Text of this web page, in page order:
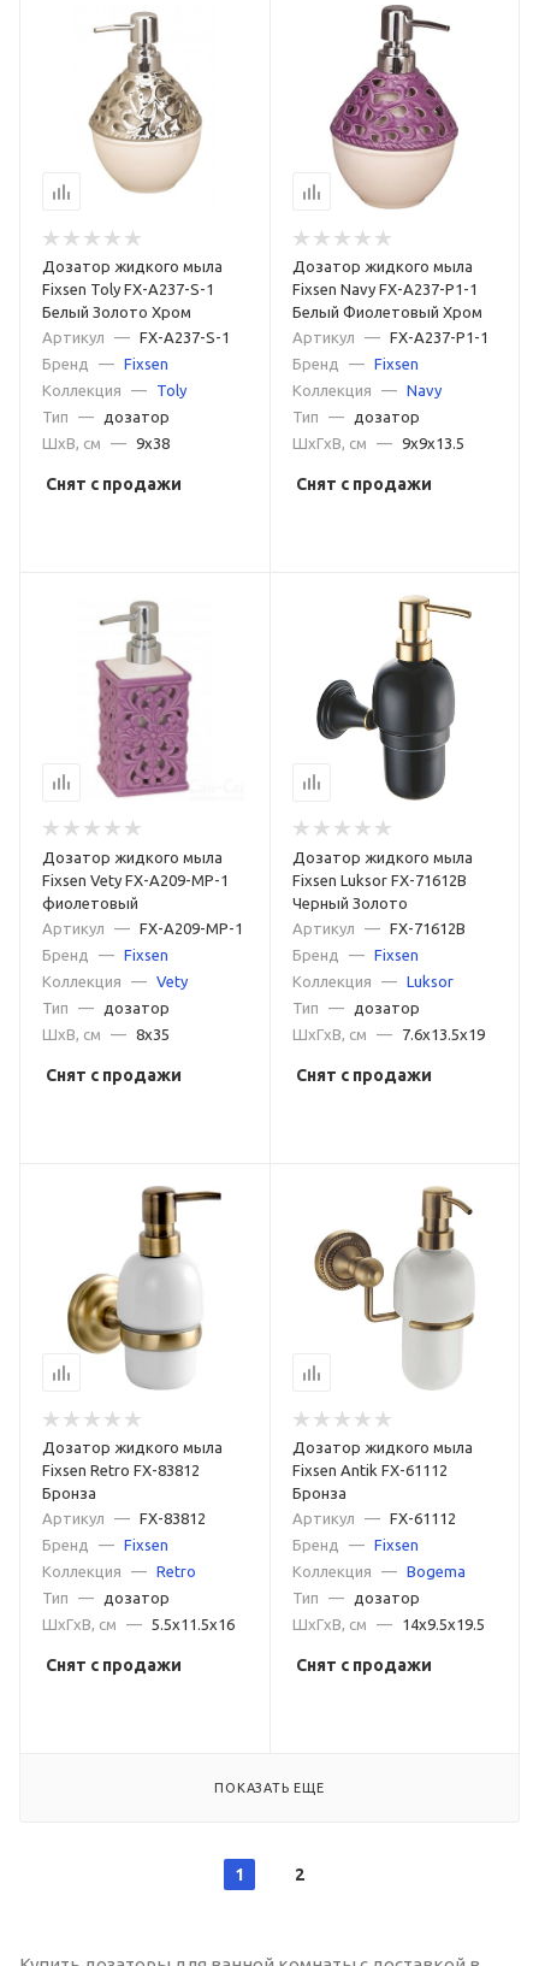
Дозатор жидкого мыла
Fixsen Toly FX-A237-S-1
Белый Золото Хром
Артикул
— FX-A237-S-1
Бренд
— Fixsen
Коллекция
—
Toly
Тип
—
дозатор
ШxВ, см
— 9x38
Снят с продажи
Дозатор жидкого мыла
Fixsen Navy FX-A237-P1-1
Белый Фиолетовый Хром
Артикул
—
FX-A237-P1-1
Бренд
—
Fixsen
Коллекция
—
Navy
Тип
—
дозатор
ШxГxВ, см
— 9x9x13.5
Снят с продажи
Дозатор жидкого мыла
Fixsen Vety FX-A209-MP-1
фиолетовый
Артикул
— FX-A209-MP-1
Бренд
— Fixsen
Коллекция
— Vety
Тип
—
дозатор
ШxВ, см
— 8x35
Снят с продажи
Дозатор жидкого мыла
Fixsen Luksor FX-71612B
Черный Золото
Артикул
—
FX-71612B
Бренд
—
Fixsen
Коллекция
—
Luksor
Тип
—
дозатор
ШxГxВ, см
— 7.6x13.5x19
Снят с продажи
Дозатор жидкого мыла
Fixsen Retro FX-83812
Бронза
Артикул
— FX-83812
Бренд
— Fixsen
Коллекция
— Retro
Тип
—
дозатор
ШxГxВ, см
— 5.5x11.5x16
Снят с продажи
Дозатор жидкого мыла
Fixsen Antik FX-61112
Бронза
Артикул
—
FX-61112
Бренд
—
Fixsen
Коллекция
—
Bogema
Тип
—
дозатор
ШxГxВ, см
— 14x9.5x19.5
Снят с продажи
ПОКАЗАТЬ ЕЩЕ
1 2